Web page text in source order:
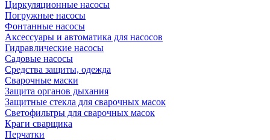
Циркуляционные насосы
Погружные насосы
Фонтанные насосы
Аксессуары и автоматика для насосов
Гидравлические насосы
Садовые насосы
Средства защиты, одежда
Сварочные маски
Защита органов дыхания
Защитные стекла для сварочных масок
Светофильтры для сварочных масок
Краги сварщика
Перчатки